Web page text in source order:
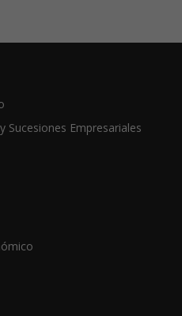
Sucesiones Empresariales